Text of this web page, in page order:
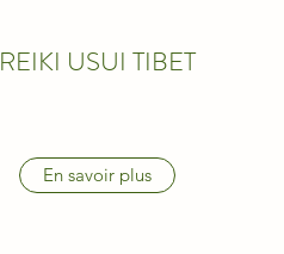
REIKI USUI TIBET
En savoir plus